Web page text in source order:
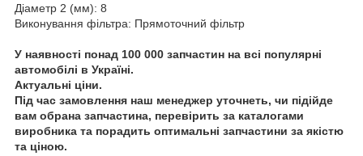
Діаметр 2 (мм): 8
Виконування фільтра: Прямоточний фільтр
У наявності понад 100 000 запчастин на всі популярні
автомобілі в Україні.
Актуальні ціни.
Під час замовлення наш менеджер уточнеть, чи підійде
вам обрана запчастина, перевірить за каталогами
виробника та порадить оптимальні запчастини за якістю
та ціною.